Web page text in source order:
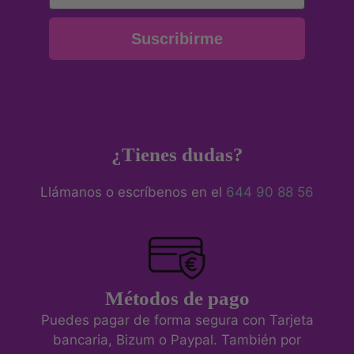
Suscribirme
¿Tienes dudas?
Llámanos o escríbenos en el 644 90 88 56
Métodos de pago
Puedes pagar de forma segura con Tarjeta
bancaria, Bizum o Paypal. También por